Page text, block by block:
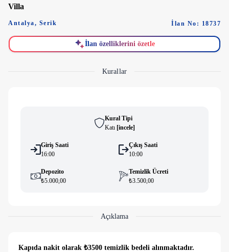
Villa
Antalya, Serik İlan No: 18737
İlan özelliklerini özetle
Kurallar
Kural Tipi
Katı [i̇ncele]
Giriş Saati
16:00
Çıkış Saati
10:00
Depozito
₺5.000,00
Temizlik Ücreti
₺3.500,00
Açıklama
Kapıda nakit olarak ₺3500 temizlik bedeli alınmaktadır.